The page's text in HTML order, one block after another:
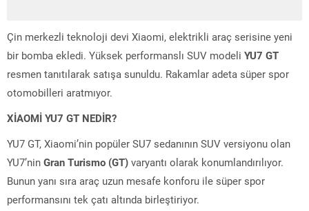
Çin merkezli teknoloji devi Xiaomi, elektrikli araç serisine yeni
bir bomba ekledi. Yüksek performanslı SUV modeli YU7 GT
resmen tanıtılarak satışa sunuldu. Rakamlar adeta süper spor
otomobilleri aratmıyor.
XİAOMİ YU7 GT NEDİR?
YU7 GT, Xiaomi’nin popüler SU7 sedanının SUV versiyonu olan
YU7’nin Gran Turismo (GT) varyantı olarak konumlandırılıyor.
Bunun yanı sıra araç uzun mesafe konforu ile süper spor
performansını tek çatı altında birleştiriyor.